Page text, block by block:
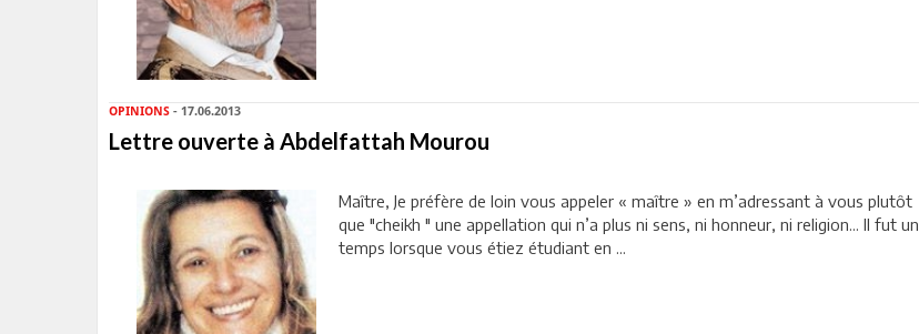
OPINIONS - 17.06.2013
Lettre ouverte à Abdelfattah Mourou
Maître, Je préfère de loin vous appeler « maître » en m’adressant à vous plutôt
que "cheikh " une appellation qui n’a plus ni sens, ni honneur, ni religion... Il fut un
temps lorsque vous étiez étudiant en ...